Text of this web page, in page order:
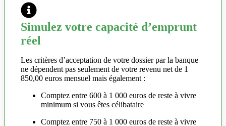
Simulez votre capacité d’emprunt
réel
Les critères d’acceptation de votre dossier par la banque
ne dépendent pas seulement de votre revenu net de 1
850,00 euros mensuel mais également :
Comptez entre 600 à 1 000 euros de reste à vivre
minimum si vous êtes célibataire
Comptez entre 750 à 1 000 euros de reste à vivre